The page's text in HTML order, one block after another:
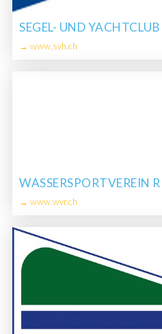
SEGEL- UND
→ www.syh.ch
WASSERSPORTVEREIN
→ www.wvr.ch